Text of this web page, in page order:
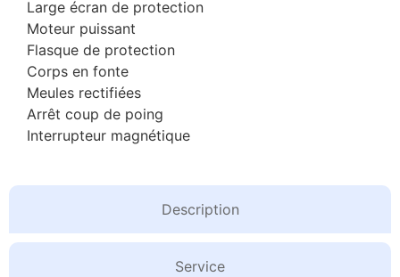
Description
Service
Large écran de protection
Moteur puissant
Flasque de protection
Corps en fonte
Meules rectifiées
Arrêt coup de poing
Interrupteur magnétique